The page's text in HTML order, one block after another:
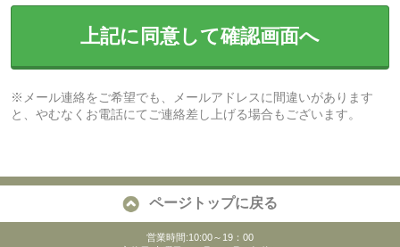
上記に同意して確認画面へ
※メール連絡をご希望でも、メールアドレスに間違いがあります
と、やむなくお電話にてご連絡差し上げる場合もございます。
ページトップに戻る
営業時間:10:00～19：00